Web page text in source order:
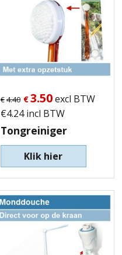
€4.40 €3.50excl BTW
€4.24 incl BTW
Tongreiniger
Klik hier